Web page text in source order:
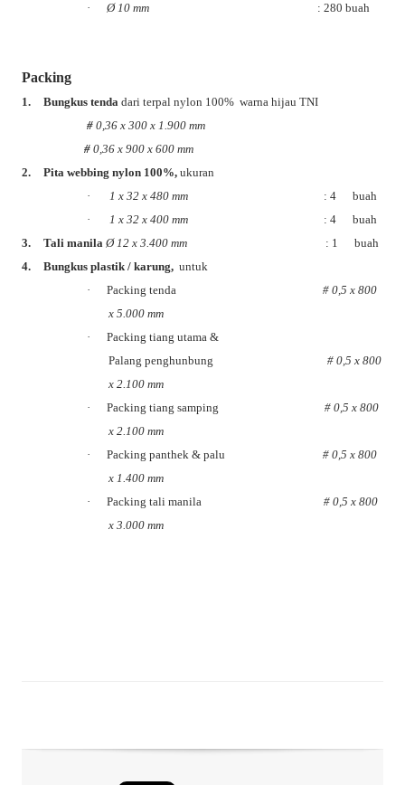
·
Ø10 mm : 280 buah
Packing
1. Bungkus tenda dari terpal nylon 100% warna hijau TNI
# 0,36 x 300 x 1.900 mm
# 0,36 x 900 x 600 mm
2.
Pita webbing nylon 100%, ukuran
·
1 x 32 x 480 mm : 4 buah
·
1 x 32 x 400 mm : 4 buah
3.
Tali manila Ø12 x 3.400 mm : 1 buah
4.
Bungkus plastik / karung, untuk
·
Packing tenda # 0,5 x 800
x 5.000 mm
·
Packing tiang utama &
Palang penghunbung # 0,5 x 800
x 2.100 mm
·
Packing tiang samping # 0,5 x 800
x 2.100 mm
·
Packing panthek & palu # 0,5 x 800
x 1.400 mm
·
Packing tali manila # 0,5 x 800
x 3.000 mm